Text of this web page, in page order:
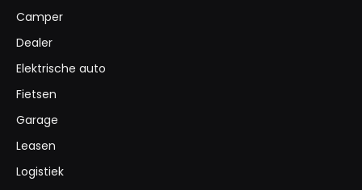
Camper
Dealer
Elektrische auto
Fietsen
Garage
Leasen
Logistiek